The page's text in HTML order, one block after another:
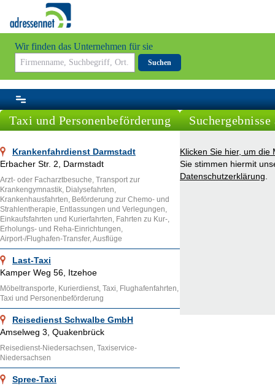
Wir finden das Unternehmen für sie
Suchen
Taxi und Personenbeförderung
Krankenfahrdienst Darmstadt
Erbacher Str. 2, Darmstadt
Arzt- oder Facharztbesuche, Transport zur
Krankengymnastik, Dialysefahrten,
Krankenhausfahrten, Beförderung zur Chemo- und
Strahlentherapie, Entlassungen und Verlegungen,
Einkaufsfahrten und Kurierfahrten, Fahrten zu Kur-,
Erholungs- und Reha-Einrichtungen,
Airport-/Flughafen-Transfer, Ausflüge
Last-Taxi
Kamper Weg 56, Itzehoe
Möbeltransporte, Kurierdienst, Taxi, Flughafenfahrten,
Taxi und Personenbeförderung
Reisedienst Schwalbe GmbH
Amselweg 3, Quakenbrück
Reisedienst-Niedersachsen, Taxiservice-
Niedersachsen
Spree-Taxi
Klicken Sie hier, um die
Sie stimmen hiermit
Datenschutzerklärung